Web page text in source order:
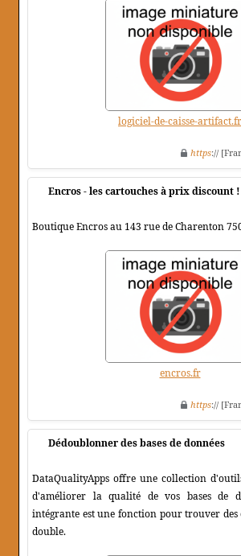
logiciel-de-caisse-artifact.fr
https://
Encros - les cartouches à prix discount !
Boutique Encros au 143 rue de Charenton
encros.fr
https://
Dédoublonner des bases de données
DataQualityApps offre une collection
d'améliorer la qualité de vos bases de
intégrante est une fonction pour trouver des
double.